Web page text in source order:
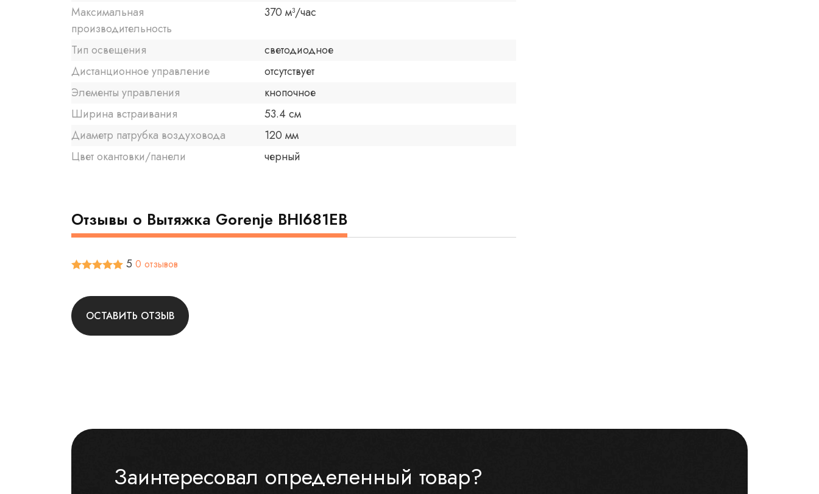
Максимальная
производительность
370 м³/час
Тип освещения
светодиодное
Дистанционное управление
отсутствует
Элементы управления
кнопочное
Ширина встраивания
53.4 см
Диаметр патрубка воздуховода
120 мм
Цвет окантовки/панели
черный
Отзывы о Вытяжка Gorenje BHI681EB
5 0 отзывов
ОСТАВИТЬ ОТЗЫВ
Заинтересовал определенный товар?